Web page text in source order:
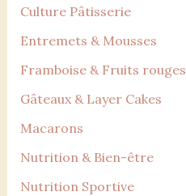
Culture Pâtisserie
Entremets & Mousses
Framboise & Fruits rouges
Gâteaux & Layer Cakes
Macarons
Nutrition & Bien-être
Nutrition Sportive